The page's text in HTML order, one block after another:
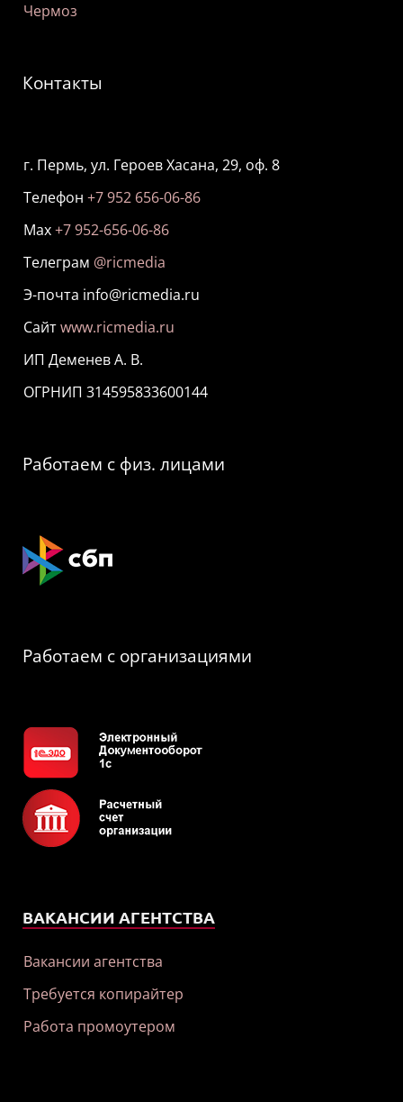
Чермоз
Контакты
г. Пермь, ул. Героев Хасана, 29, оф. 8
Телефон +7 952 656-06-86
Мах+7 952-656-06-86
Телеграм @ricmedia
Э-почта info@ricmedia.ru
Сайтwww.ricmedia.ru
ИП Деменев А. В.
ОГРНИП 314595833600144
Работаем с физ. лицами
Работаем с организациями
ВАКАНСИИ АГЕНТСТВА
Вакансии агентства
Требуется копирайтер
Работа промоутером